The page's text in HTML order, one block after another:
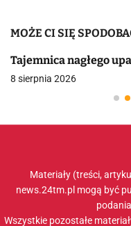
MOŻE CI SIĘ
Tajemnica nagłego
8 sierpnia 2026
Materiały (treści,
news.24tm.pl mogą być
Wszystkie pozostałe